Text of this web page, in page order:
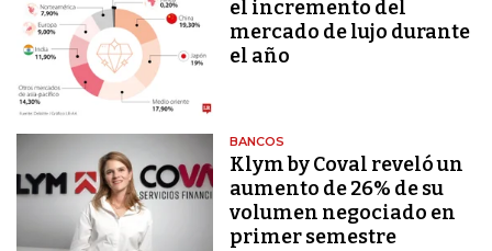
el incremento del
mercado de lujo durante
el año
BANCOS
Klym by Coval reveló un
aumento de 26% de su
volumen negociado en
primer semestre